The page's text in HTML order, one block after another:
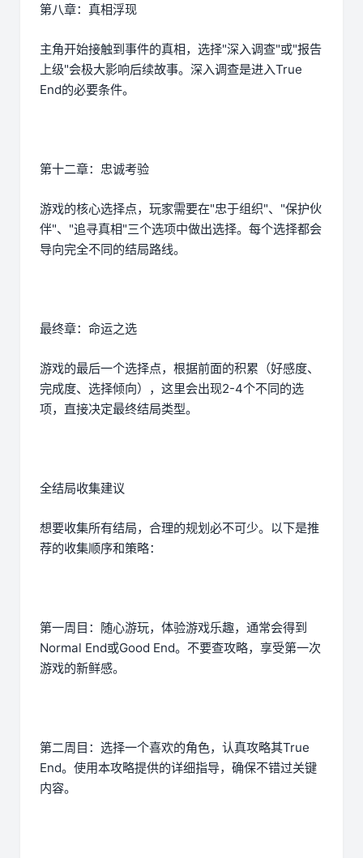
第八章：真相浮现
主角开始接触到事件的真相，选择"深入调查"或"报告
上级"会极大影响后续故事。深入调查是进入True
End的必要条件。
第十二章：忠诚考验
游戏的核心选择点，玩家需要在"忠于组织"、"保护伙
伴"、"追寻真相"三个选项中做出选择。每个选择都会
导向完全不同的结局路线。
最终章：命运之选
游戏的最后一个选择点，根据前面的积累（好感度、
完成度、选择倾向），这里会出现2-4个不同的选
项，直接决定最终结局类型。
全结局收集建议
想要收集所有结局，合理的规划必不可少。以下是推
荐的收集顺序和策略：
第一周目：随心游玩，体验游戏乐趣，通常会得到
Normal End或Good End。不要查攻略，享受第一次
游戏的新鲜感。
第二周目：选择一个喜欢的角色，认真攻略其True
End。使用本攻略提供的详细指导，确保不错过关键
内容。